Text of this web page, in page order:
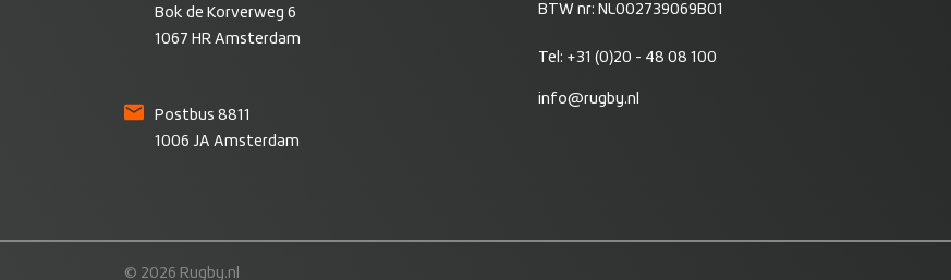
Bok de Korverweg 6
1067 HR Amsterdam
Postbus 8811
1006 JA Amsterdam
BTW nr: NL002739069B01
Tel: +31 (0)20 - 48 08 100
info@rugby.nl
© 2026 Rugby.nl